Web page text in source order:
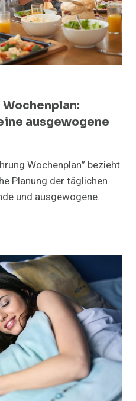
Wochenplan:
ausgewogene
Wochenplan” bezieht
Planung der täglichen
und ausgewogene…